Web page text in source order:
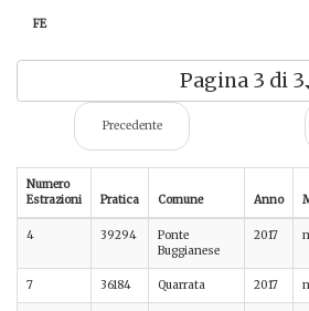
FE
Pagina 3 di 3
Precedente
Numero
Estrazioni
Pratica Comune Anno
4 39294
Ponte
Buggianese
2017
7 36184 Quarrata 2017